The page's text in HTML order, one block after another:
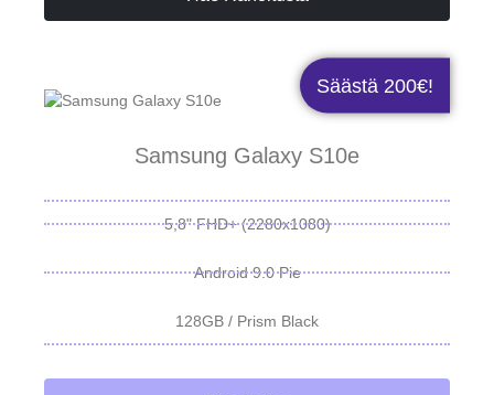
Säästä 200€!
Samsung Galaxy S10e
5,8" FHD+ (2280x1080)
Android 9.0 Pie
128GB / Prism Black